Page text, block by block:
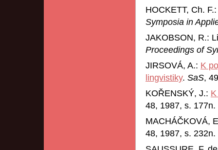
HOCKETT, Ch.
Symposia in
JAKOBSON, R.:
Proceedings of
JIRSOVÁ, A.: K
lingvistiky. SaS,
KOŘENSKÝ, J.:
48, 1987, s. 177n.
MACHÁČKOVÁ,
48, 1987, s. 232n.